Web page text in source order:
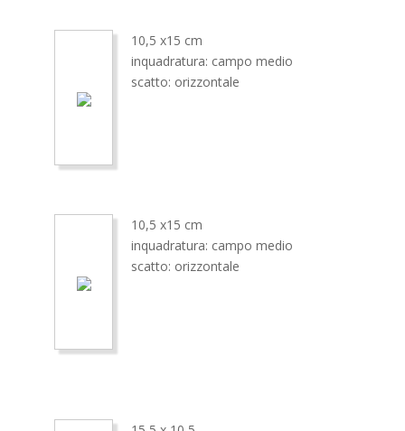
10,5 x15 cm
inquadratura: campo medio
scatto: orizzontale
10,5 x15 cm
inquadratura: campo medio
scatto: orizzontale